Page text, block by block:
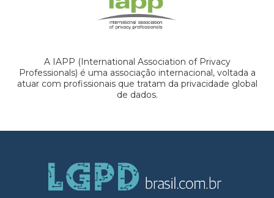
A IAPP (International Association of Privacy
Professionals) é uma associação internacional, voltada a
atuar com profissionais que tratam da privacidade global
de dados.